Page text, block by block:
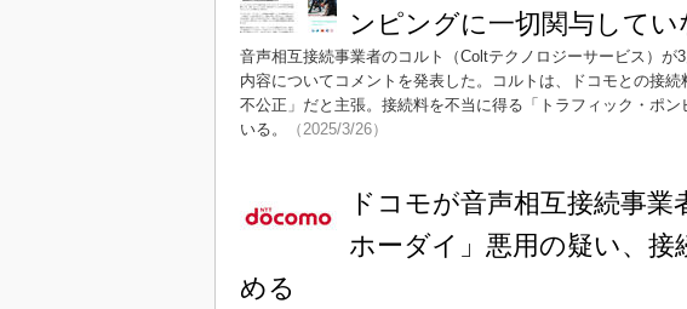
ンピングに一切関与してい
音声相互接続事業者のコルト（Coltテクノロジーサービス）が
内容についてコメントを発表した。コルトは、ドコモとの接
不公正」だと主張。接続料を不当に得る「トラフィック・ポ
いる。
（2025/3/26）
ドコモが音声相互接続事
ホーダイ」悪用の疑い、接
める